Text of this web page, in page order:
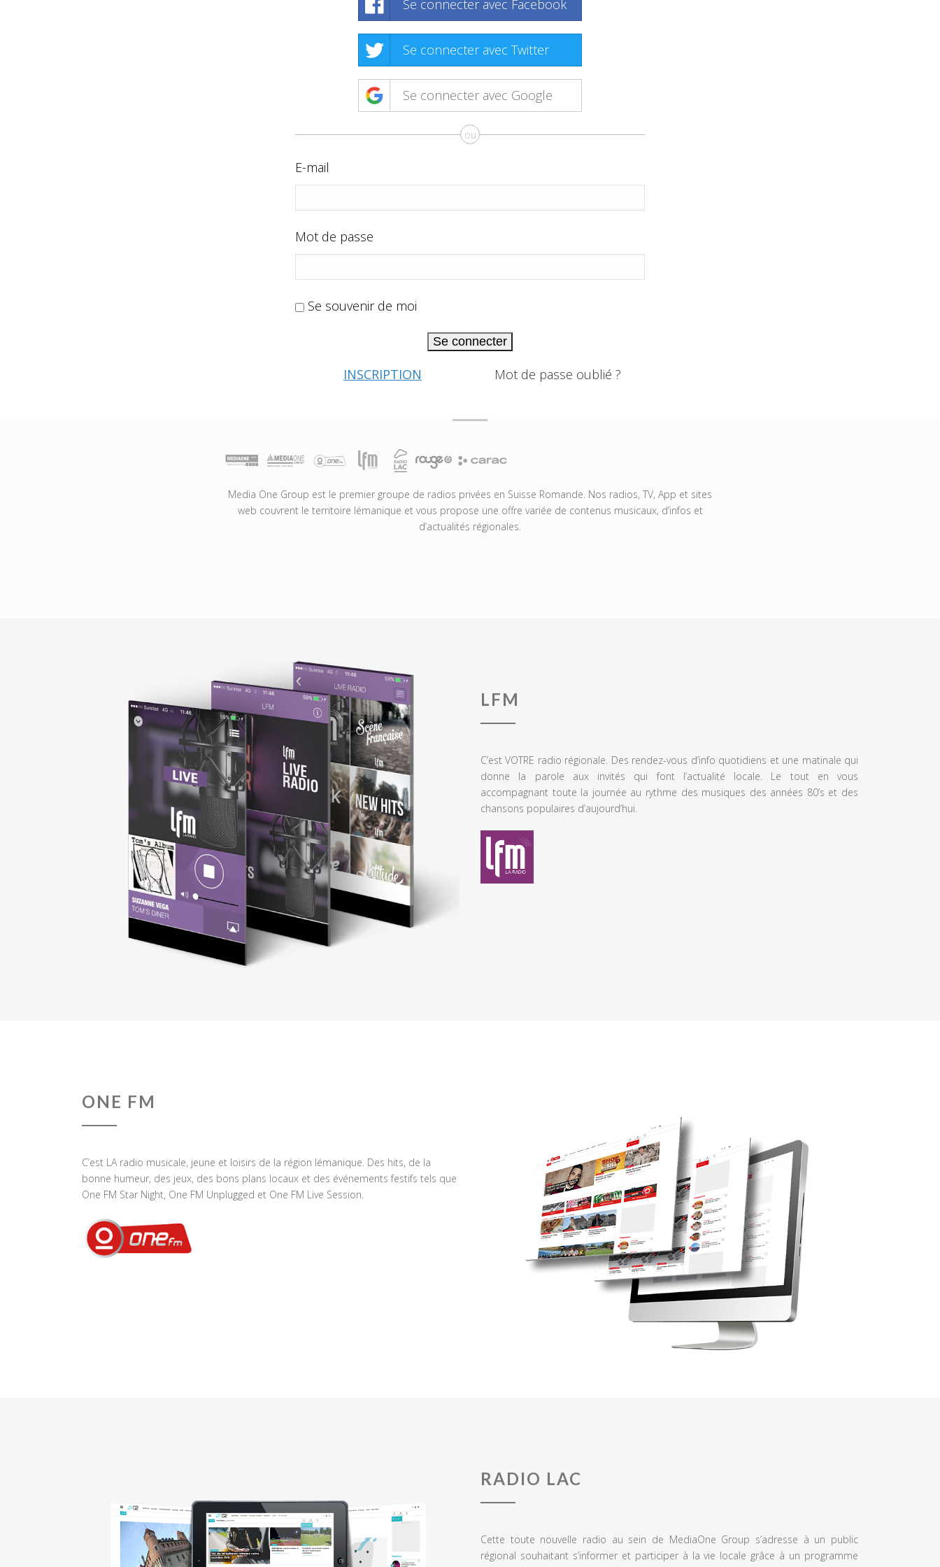
Se connecter avec Facebook
Se connecter avec Twitter
Se connecter avec Google
ou
E-mail
Mot de passe
Se souvenir de moi
Se connecter
INSCRIPTION Mot de passe oublié ?
Media One Group est le premier groupe de radios privées en Suisse Romande. Nos radios, TV, App et sites
web couvrent le territoire lémanique et vous propose une offre variée de contenus musicaux, d’infos et
d’actualités régionales.
LFM
C’est VOTRE radio régionale. Des rendez-vous d’info quotidiens et une matinale qui
donne la parole aux invités qui font l’actualité locale. Le tout en vous
accompagnant toute la journée au rythme des musiques des années 80’s et des
chansons populaires d’aujourd’hui.
ONE FM
C’est LA radio musicale, jeune et loisirs de la région lémanique. Des hits, de la
bonne humeur, des jeux, des bons plans locaux et des événements festifs tels que
One FM Star Night, One FM Unplugged et One FM Live Session.
RADIO LAC
Cette toute nouvelle radio au sein de MediaOne Group s’adresse à un public
régional souhaitant s’informer et participer à la vie locale grâce à un programme